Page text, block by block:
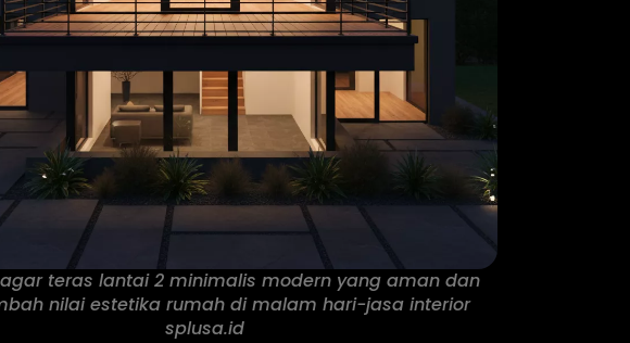
teras lantai 2 minimalis modern yang aman dan
nilai estetika rumah di malam hari-jasa interior
splusa.id